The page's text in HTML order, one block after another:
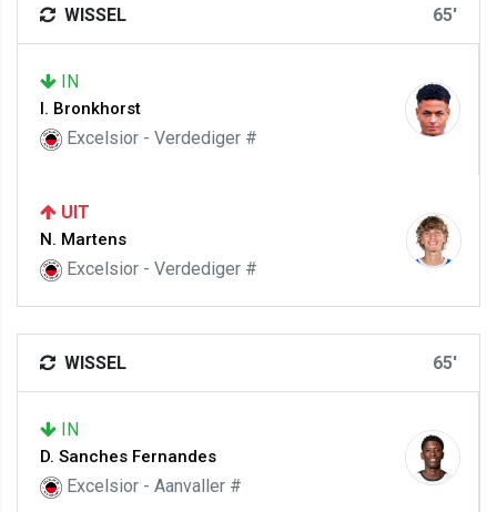
WISSEL 65'
IN
I. Bronkhorst
Excelsior - Verdediger #
UIT
N. Martens
Excelsior - Verdediger #
WISSEL 65'
IN
D. Sanches Fernandes
Excelsior - Aanvaller #